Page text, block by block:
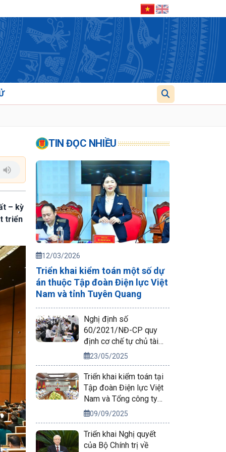
– kỳ
triển
TIN ĐỌC NHIỀU
12/03/2026
Triển khai kiểm toán một số dự
án thuộc Tập đoàn Điện lực Việt
Nam và tỉnh Tuyên Quang
Nghị định số
60/2021/NĐ-CP quy
định cơ chế tự chủ tài
chính của đơn vị sự
nghiệp công lập
23/05/2025
Triển khai kiểm toán tại
Tập đoàn Điện lực Việt
Nam và Tổng công ty
Phát điện 2
09/09/2025
Triển khai Nghị quyết
của Bộ Chính trị về